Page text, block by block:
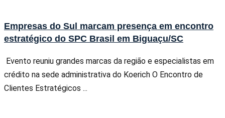
Empresas do Sul marcam presença em encontro
estratégico do SPC Brasil em Biguaçu/SC
Evento reuniu grandes marcas da região e especialistas em
crédito na sede administrativa do Koerich O Encontro de
Clientes Estratégicos ...